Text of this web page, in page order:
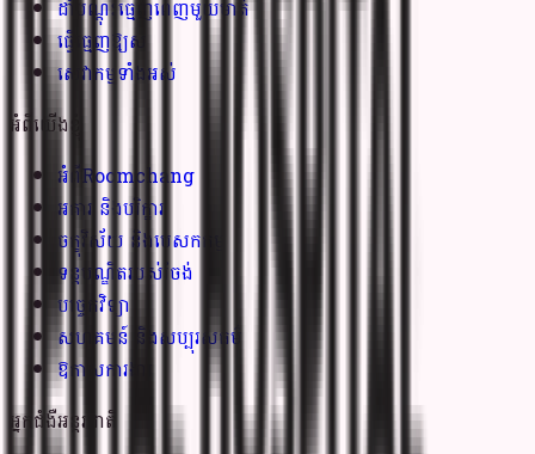
ដាំបណ្តុះធ្មេញពេញមួយមាត់
ធ្វើធ្មេញឱ្យស
សេវាកម្មទាំងអស់
អំពីយើងខ្ញុំ
អំពីRoomchang
អគារ និងបរិក្ខារ
ចក្ខុវិស័យ និងបេសកកម្ម
ទន្តបណ្ឌិតរបស់រំចង់
បច្ចេកវិទ្យា
សហគមន៍ និងសប្បុរសធម៌
ឱកាសការងារ
អ្នកជំងឺអន្តរជាតិ